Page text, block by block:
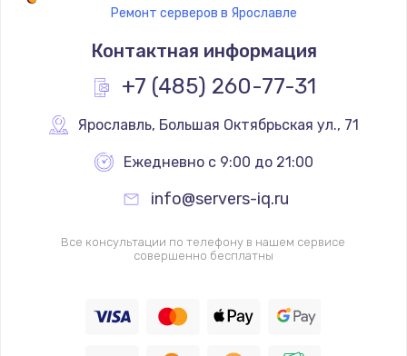
Ремонт серверов в Ярославле
Контактная информация
+7 (485) 260-77-31
Ярославль, Большая Октябрьская ул., 71
Ежедневно с 9:00 до 21:00
info@servers-iq.ru
Все консультации по телефону в нашем сервисе
совершенно бесплатны